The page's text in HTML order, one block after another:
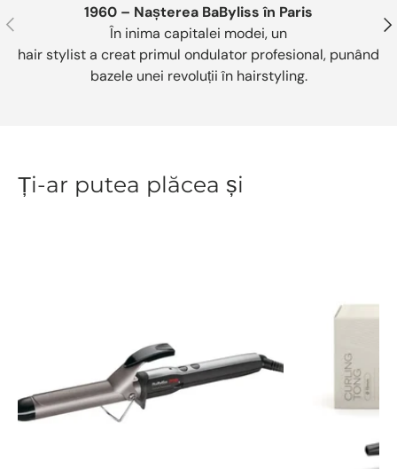
Anterior
1960 – Nașterea BaByliss în Paris
În inima capitalei modei, un
hair stylist a creat primul ondulator profesional, punând
bazele unei revoluții în hairstyling.
Ți-ar putea plăcea și